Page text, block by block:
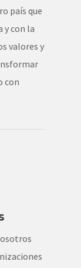
país que
y con la
valores y
con